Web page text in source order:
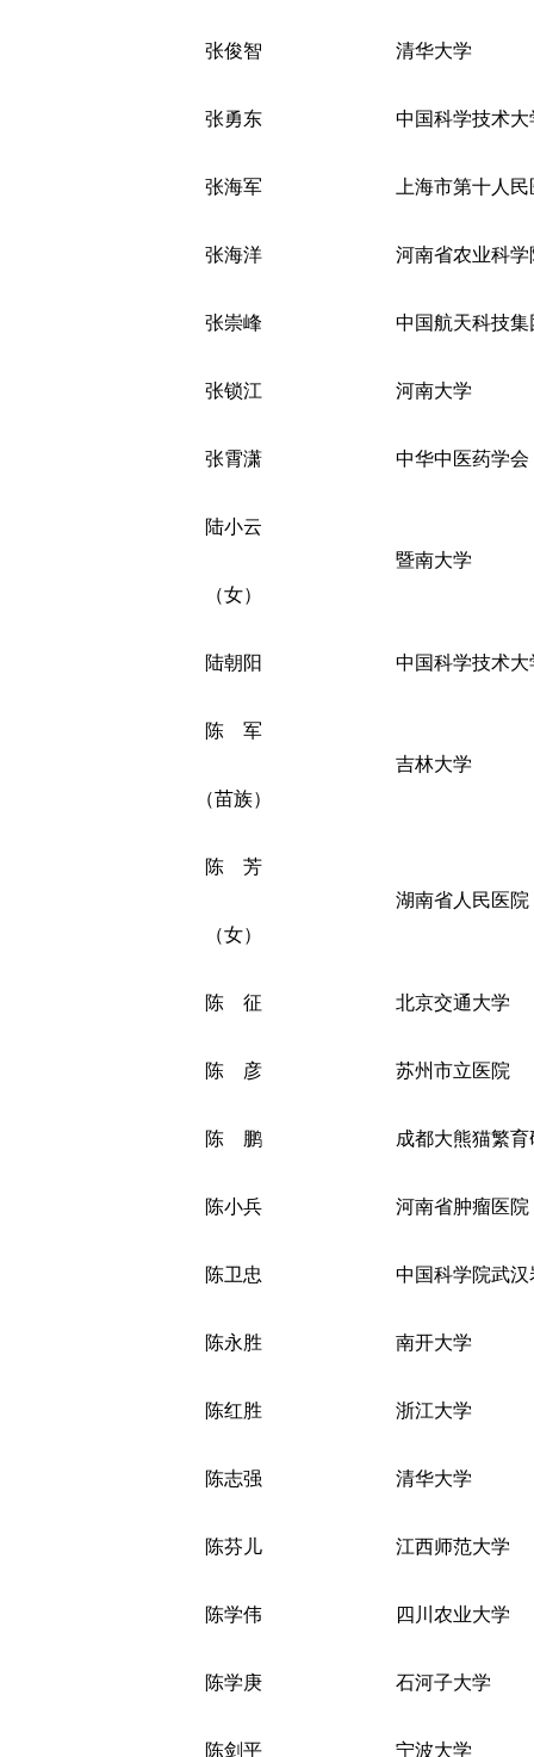
张俊智 清华大学
张勇东 中国科学技术大
张海军 上海市第十人
张海洋 河南省农业科学
张崇峰 中国航天科技
张锁江 河南大学
张霄潇 中华中医药学会
陆小云
（女）
暨南大学
陆朝阳 中国科学技术大
陈 军
（苗族）
吉林大学
陈 芳
（女）
湖南省人民医
陈 征 北京交通大学
陈 彦 苏州市立医院
陈 鹏 成都大熊猫繁
陈小兵 河南省肿瘤医院
陈卫忠 中国科学院武
陈永胜 南开大学
陈红胜 浙江大学
陈志强 清华大学
陈芬儿 江西师范大学
陈学伟 四川农业大学
陈学庚 石河子大学
陈剑平 宁波大学